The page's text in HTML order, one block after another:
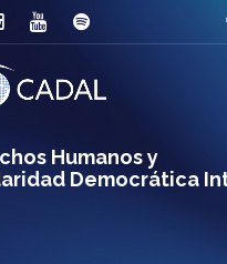
Humanos y
Democrática